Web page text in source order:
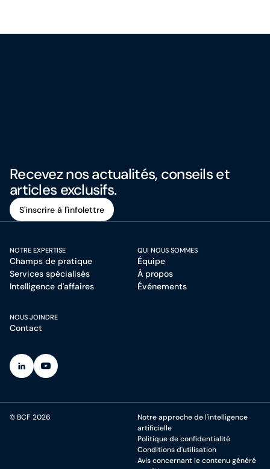
Recevez nos actualités, conseils et
articles exclusifs.
S'inscrire à l'infolettre
NOTRE EXPERTISE
Champs de pratique
Services spécialisés
Intelligence d'affaires
QUI NOUS SOMMES
Équipe
À propos
Événements
NOUS JOINDRE
Contact
(Ouvre dans un nouvel onglet)
(Ouvre dans un nouvel onglet)
© BCF 2026
Notre approche de l'intelligence
artificielle
Politique de confidentialité
Conditions d'utilisation
Avis concernant le contenu généré